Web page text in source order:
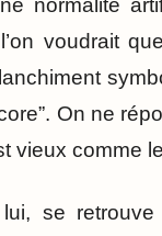
normalité
voudrait
On ne
vieux comme
se